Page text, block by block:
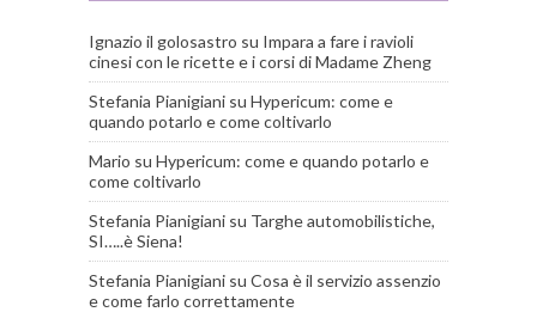
Ignazio il golosastro su Impara a fare i ravioli
cinesi con le ricette e i corsi di Madame Zheng
Stefania Pianigiani su Hypericum: come e
quando potarlo e come coltivarlo
Mario su Hypericum: come e quando potarlo e
come coltivarlo
Stefania Pianigiani su Targhe automobilistiche,
SI…..è Siena!
Stefania Pianigiani su Cosa è il servizio assenzio
e come farlo correttamente